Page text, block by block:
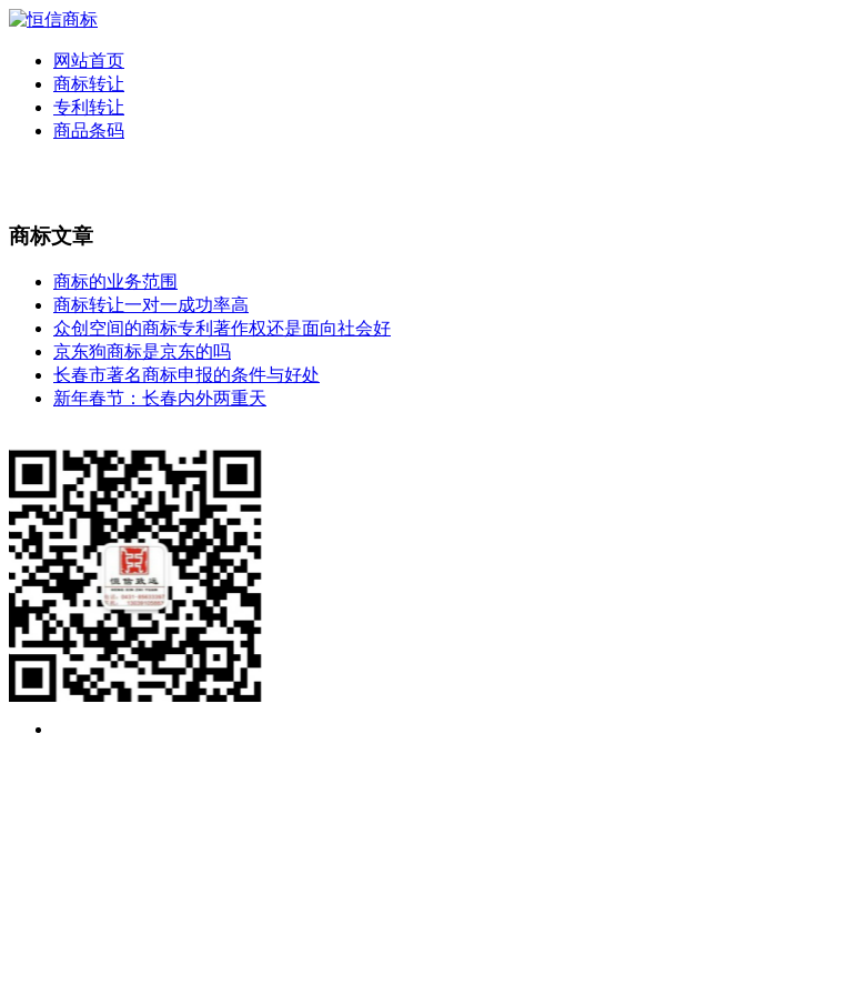
网站首页
商标转让
专利转让
商品条码
商标文章
商标的业务范围
商标转让一对一成功率高
众创空间的商标专利著作权还是面向社会好
京东狗商标是京东的吗
长春市著名商标申报的条件与好处
新年春节：长春内外两重天